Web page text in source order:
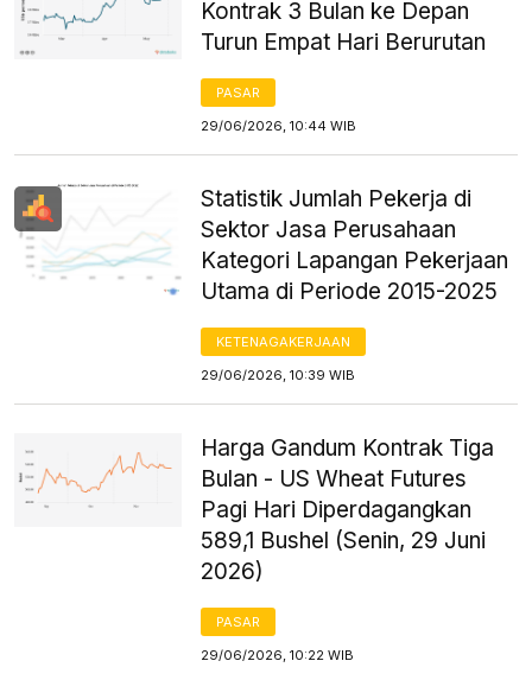
Kontrak 3 Bulan ke Depan
Turun Empat Hari Berurutan
PASAR
29/06/2026, 10:44 WIB
Statistik Jumlah Pekerja di
Sektor Jasa Perusahaan
Kategori Lapangan Pekerjaan
Utama di Periode 2015-2025
KETENAGAKERJAAN
29/06/2026, 10:39 WIB
Harga Gandum Kontrak Tiga
Bulan - US Wheat Futures
Pagi Hari Diperdagangkan
589,1 Bushel (Senin, 29 Juni
2026)
PASAR
29/06/2026, 10:22 WIB